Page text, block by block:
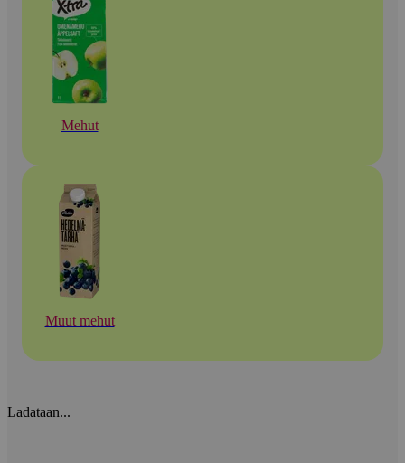
Mehut
Muut mehut
Ladataan...